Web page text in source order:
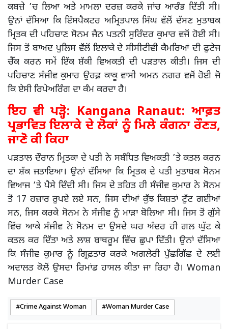
ਕਬਜ਼ੇ ’ਚ ਲਿਆ ਅਤੇ ਮਾਮਲਾ ਦਰਜ਼ ਕਰਕੇ ਜਾਂਚ ਆਰੰਭ ਦਿੱਤੀ ਸੀ।
ਉਨਾਂ ਦੱਸਿਆ ਕਿ ਇੰਸਪੈਕਟਰ ਅਮ੍ਰਿਤਪਾਲ ਸਿੰਘ ਵੱਲੋਂ ਦੱਸਣ ਮੁਤਾਬਕ
ਮ੍ਰਿਤਕ ਦੀ ਪਹਿਚਾਣ ਸੋਨਮ ਜੈਨ ਪਤਨੀ ਸੁਰਿੰਦਰ ਕੁਮਾਰ ਵਜੋਂ ਹੋਈ ਸੀ।
ਜਿਸ ਤੋਂ ਬਾਅਦ ਪੁਲਿਸ ਵੱਲੋਂ ਇਲਾਕੇ ਦੇ ਸੀਸੀਟੀਵੀ ਕੈਮਰਿਆਂ ਦੀ ਫੁਟੇਜ
ਚੈੱਕ ਕਰਨ ਸਮੇਂ ਇੱਕ ਸ਼ੱਕੀ ਵਿਅਕਤੀ ਦੀ ਪੜਤਾਲ ਕੀਤੀ। ਜਿਸ ਦੀ
ਪਹਿਚਾਣ ਸੰਜੀਵ ਕੁਮਾਰ ਉਰਫ਼ ਕਾਕੂ ਵਾਸੀ ਅਮਨ ਨਗਰ ਵਜੋਂ ਹੋਈ ਜੋ
ਕਿ ਏਸੀ ਰਿਪੇਅਰਿੰਗ ਦਾ ਕੰਮ ਕਰਦਾ ਹੈ।
ਇਹ ਵੀ ਪੜ੍ਹੋ: Kangana Ranaut: ਆਫ਼ਤ
ਪ੍ਰਭਾਵਿਤ ਇਲਾਕੇ ਦੇ ਲੋਕਾਂ ਨੂੰ ਮਿਲੇ ਕੰਗਨਾ ਰੌਣਤ,
ਜਾਣੋ ਕੀ ਕਿਹਾ
ਪੜਤਾਲ ਦੌਰਾਨ ਮ੍ਰਿਤਕਾ ਦੇ ਪਤੀ ਨੇ ਸਬੰਧਿਤ ਵਿਅਕਤੀ ’ਤੇ ਕਤਲ ਕਰਨ
ਦਾ ਸ਼ੱਕ ਜਤਾਇਆ। ਉਨਾਂ ਦੱਸਿਆ ਕਿ ਮ੍ਰਿਤਕ ਦੇ ਪਤੀ ਮੁਤਾਬਕ ਸੋਨਮ
ਵਿਆਜ ’ਤੇ ਪੈਸੇ ਦਿੰਦੀ ਸੀ। ਜਿਸ ਦੇ ਤਹਿਤ ਹੀ ਸੰਜੀਵ ਕੁਮਾਰ ਨੇ ਸੋਨਮ
ਤੋਂ 17 ਹਜ਼ਾਰ ਰੁਪਏ ਲਏ ਸਨ, ਜਿਸ ਦੀਆਂ ਕੁੱਝ ਕਿਸ਼ਤਾਂ ਟੁੱਟ ਗਈਆਂ
ਸਨ, ਜਿਸ ਕਰਕੇ ਸੋਨਮ ਨੇ ਸੰਜੀਵ ਨੂੰ ਮਾੜਾ ਬੋਲਿਆ ਸੀ। ਜਿਸ ਤੋਂ ਗੁੱਸੇ
ਵਿੱਚ ਆਕੇ ਸੰਜੀਵ ਨੇ ਸੋਨਮ ਦਾ ਉਸਦੇ ਘਰ ਅੰਦਰ ਹੀ ਗਲ ਘੁੱਟ ਕੇ
ਕਤਲ ਕਰ ਦਿੱਤਾ ਅਤੇ ਲਾਸ਼ ਬਾਥਰੂਮ ਵਿੱਚ ਛੁਪਾ ਦਿੱਤੀ। ਉਨਾਂ ਦੱਸਿਆ
ਕਿ ਸੰਜੀਵ ਕੁਮਾਰ ਨੂੰ ਗ੍ਰਿਫ਼ਤਾਰ ਕਰਕੇ ਅਗਲੇਰੀ ਪੁੱਛਗਿੱਛ ਦੇ ਲਈ
ਅਦਾਲਤ ਕੋਲੋਂ ਉਸਦਾ ਰਿਮਾਂਡ ਹਾਸਲ ਕੀਤਾ ਜਾ ਰਿਹਾ ਹੈ। Woman
Murder Case
Crime Against Woman Woman Murder Case